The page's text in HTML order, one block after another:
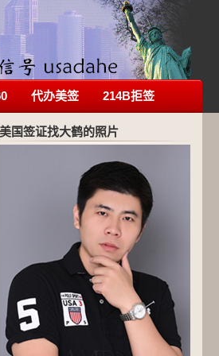
代办美签 214B拒签
美国签证找大鹤的照片